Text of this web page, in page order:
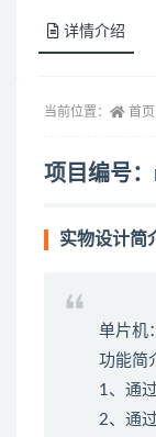
详情介绍
当前位置： 首页
项目编号
实物设计简
单片机
功能简
1、通
2、通